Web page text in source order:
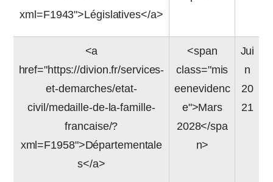
xml=F1943">Législatives</a>
<a
href="https://divion.fr/services-
et-demarches/etat-
civil/medaille-de-la-famille-
francaise/?
xml=F1958">Départementale
s</a>
<span
class="mis
eenevidenc
e">Mars
2028</spa
n>
Jui
n
20
21